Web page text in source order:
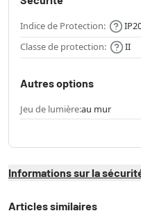
Indice de Protection:
Classe de protection:
II
Autres options
Jeu de lumière:au mur
Informations sur la
Articles similaires